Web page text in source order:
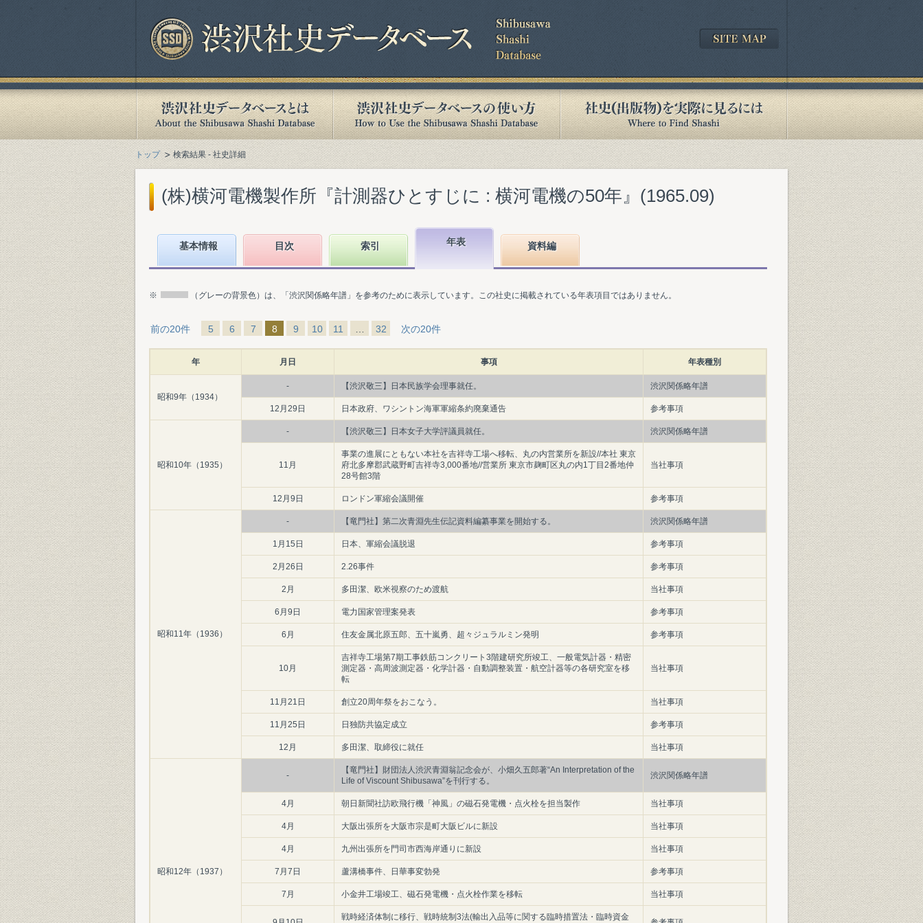
トップ 検索結果 - 社史詳細
(株)横河電機製作所『計測器ひとすじに : 横河電機の50年』(1965.09)
基本情報 目次 索引 年表 資料編
※ （グレーの背景色）は、「渋沢関係略年譜」を参考のために表示しています。この社史に掲載されている年表項目ではありません。
前の20件 5 6 7 8 9 10 11 32 次の20件
年 月日 事項 年表種別
昭和9年（1934）
- 【渋沢敬三】日本民族学会理事就任。 渋沢関係略年譜
12月29日 日本政府、ワシントン海軍軍縮条約廃棄通告 参考事項
昭和10年（1935）
- 【渋沢敬三】日本女子大学評議員就任。 渋沢関係略年譜
11月
事業の進展にともない本社を吉祥寺工場へ移転、丸の内営業所を新設//本社 東京
府北多摩郡武蔵野町吉祥寺3,000番地//営業所 東京市麹町区丸の内1丁目2番地仲
28号館3階
当社事項
12月9日 ロンドン軍縮会議開催 参考事項
昭和11年（1936）
- 【竜門社】第二次青淵先生伝記資料編纂事業を開始する。 渋沢関係略年譜
1月15日 日本、軍縮会議脱退 参考事項
2月26日 2.26事件 参考事項
2月 多田潔、欧米視察のため渡航 当社事項
6月9日 電力国家管理案発表 参考事項
6月 住友金属北原五郎、五十嵐勇、超々ジュラルミン発明 参考事項
10月
吉祥寺工場第7期工事鉄筋コンクリート3階建研究所竣工、一般電気計器・精密
測定器・高周波測定器・化学計器・自動調整装置・航空計器等の各研究室を移
転
当社事項
11月21日 創立20周年祭をおこなう。 当社事項
11月25日 日独防共協定成立 参考事項
12月 多田潔、取締役に就任 当社事項
昭和12年（1937）
-
【竜門社】財団法人渋沢青淵翁記念会が、小畑久五郎著“An Interpretation of the
Life of Viscount Shibusawa”を刊行する。
渋沢関係略年譜
4月 朝日新聞社訪欧飛行機「神風」の磁石発電機・点火栓を担当製作 当社事項
4月 大阪出張所を大阪市宗是町大阪ビルに新設 当社事項
4月 九州出張所を門司市西海岸通りに新設 当社事項
7月7日 蘆溝橋事件、日華事変勃発 参考事項
7月 小金井工場竣工、磁石発電機・点火栓作業を移転 当社事項
戦時経済体制に移行、戦時統制3法(輸出入品等に関する臨時措置法・臨時資金